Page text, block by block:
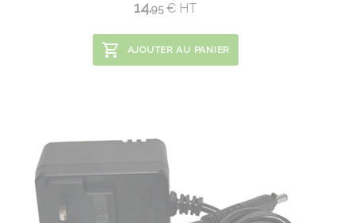
14.95 € HT
AJOUTER AU PANIER